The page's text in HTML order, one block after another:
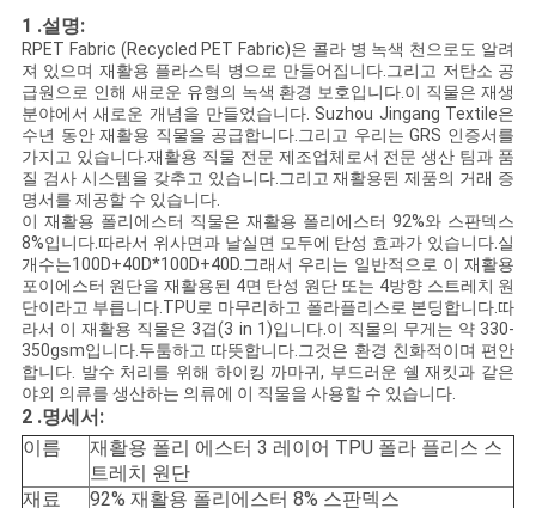
COMPANY
NEWS
사
이
트
맵
PRIVACY
POLICY
1 .설명:
RPET Fabric (Recycled PET Fabric)은 콜라 병 녹색 천으로도 알려
져 있으며 재활용 플라스틱 병으로 만들어집니다.그리고 저탄소 공
급원으로 인해 새로운 유형의 녹색 환경 보호입니다.이 직물은 재생
분야에서 새로운 개념을 만들었습니다. Suzhou Jingang Textile은
수년 동안 재활용 직물을 공급합니다.그리고 우리는 GRS 인증서를
가지고 있습니다.재활용 직물 전문 제조업체로서 전문 생산 팀과 품
질 검사 시스템을 갖추고 있습니다.그리고 재활용된 제품의 거래 증
명서를 제공할 수 있습니다.
이 재활용 폴리에스터 직물은 재활용 폴리에스터 92%와 스판덱스
8%입니다.따라서 위사면과 날실면 모두에 탄성 효과가 있습니다.실
개수는100D+40D*100D+40D.그래서 우리는 일반적으로 이 재활용
포이에스터 원단을 재활용된 4면 탄성 원단 또는 4방향 스트레치 원
단이라고 부릅니다.TPU로 마무리하고 폴라플리스로 본딩합니다.따
라서 이 재활용 직물은 3겹(3 in 1)입니다.이 직물의 무게는 약 330-
350gsm입니다.두툼하고 따뜻합니다.그것은 환경 친화적이며 편안
합니다. 발수 처리를 위해 하이킹 까마귀, 부드러운 쉘 재킷과 같은
야외 의류를 생산하는 의류에 이 직물을 사용할 수 있습니다.
2 .명세서 :
이름
재활용 폴리 에스터 3 레이어 TPU 폴라 플리스 스
트레치 원단
재료
92% 재활용 폴리에스터 8% 스판덱스